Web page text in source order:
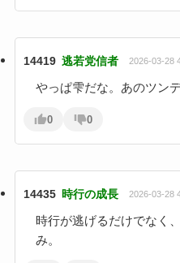
14419 逃若党信者 2026-03-28
やっぱ雫だな。あのツン
0 0
14435 時行の成長 2026-03-28
時行が逃げるだけでなく
み。